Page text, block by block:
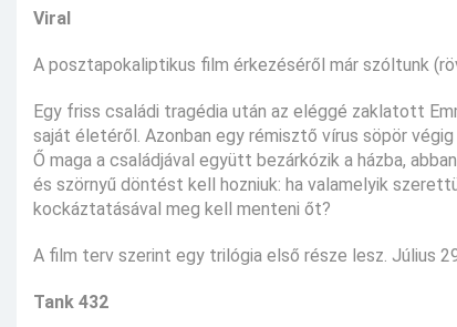
Viral
A posztapokaliptikus film érkezéséről már szóltunk
Egy friss családi tragédia után az eléggé zaklatott
saját életéről. Azonban egy rémisztő vírus söpör
Ő maga a családjával együtt bezárkózik a házba,
és szörnyű döntést kell hozniuk: ha valamelyik
kockáztatásával meg kell menteni őt?
A film terv szerint egy trilógia első része lesz. Július
Tank 432